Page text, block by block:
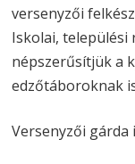
versenyzői
Iskolai, települési
népszerűsítjük a
edzőtáboroknak
Versenyzői gárda